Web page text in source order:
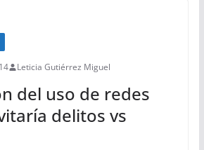
Leticia Gutiérrez Miguel
del uso de redes
delitos vs